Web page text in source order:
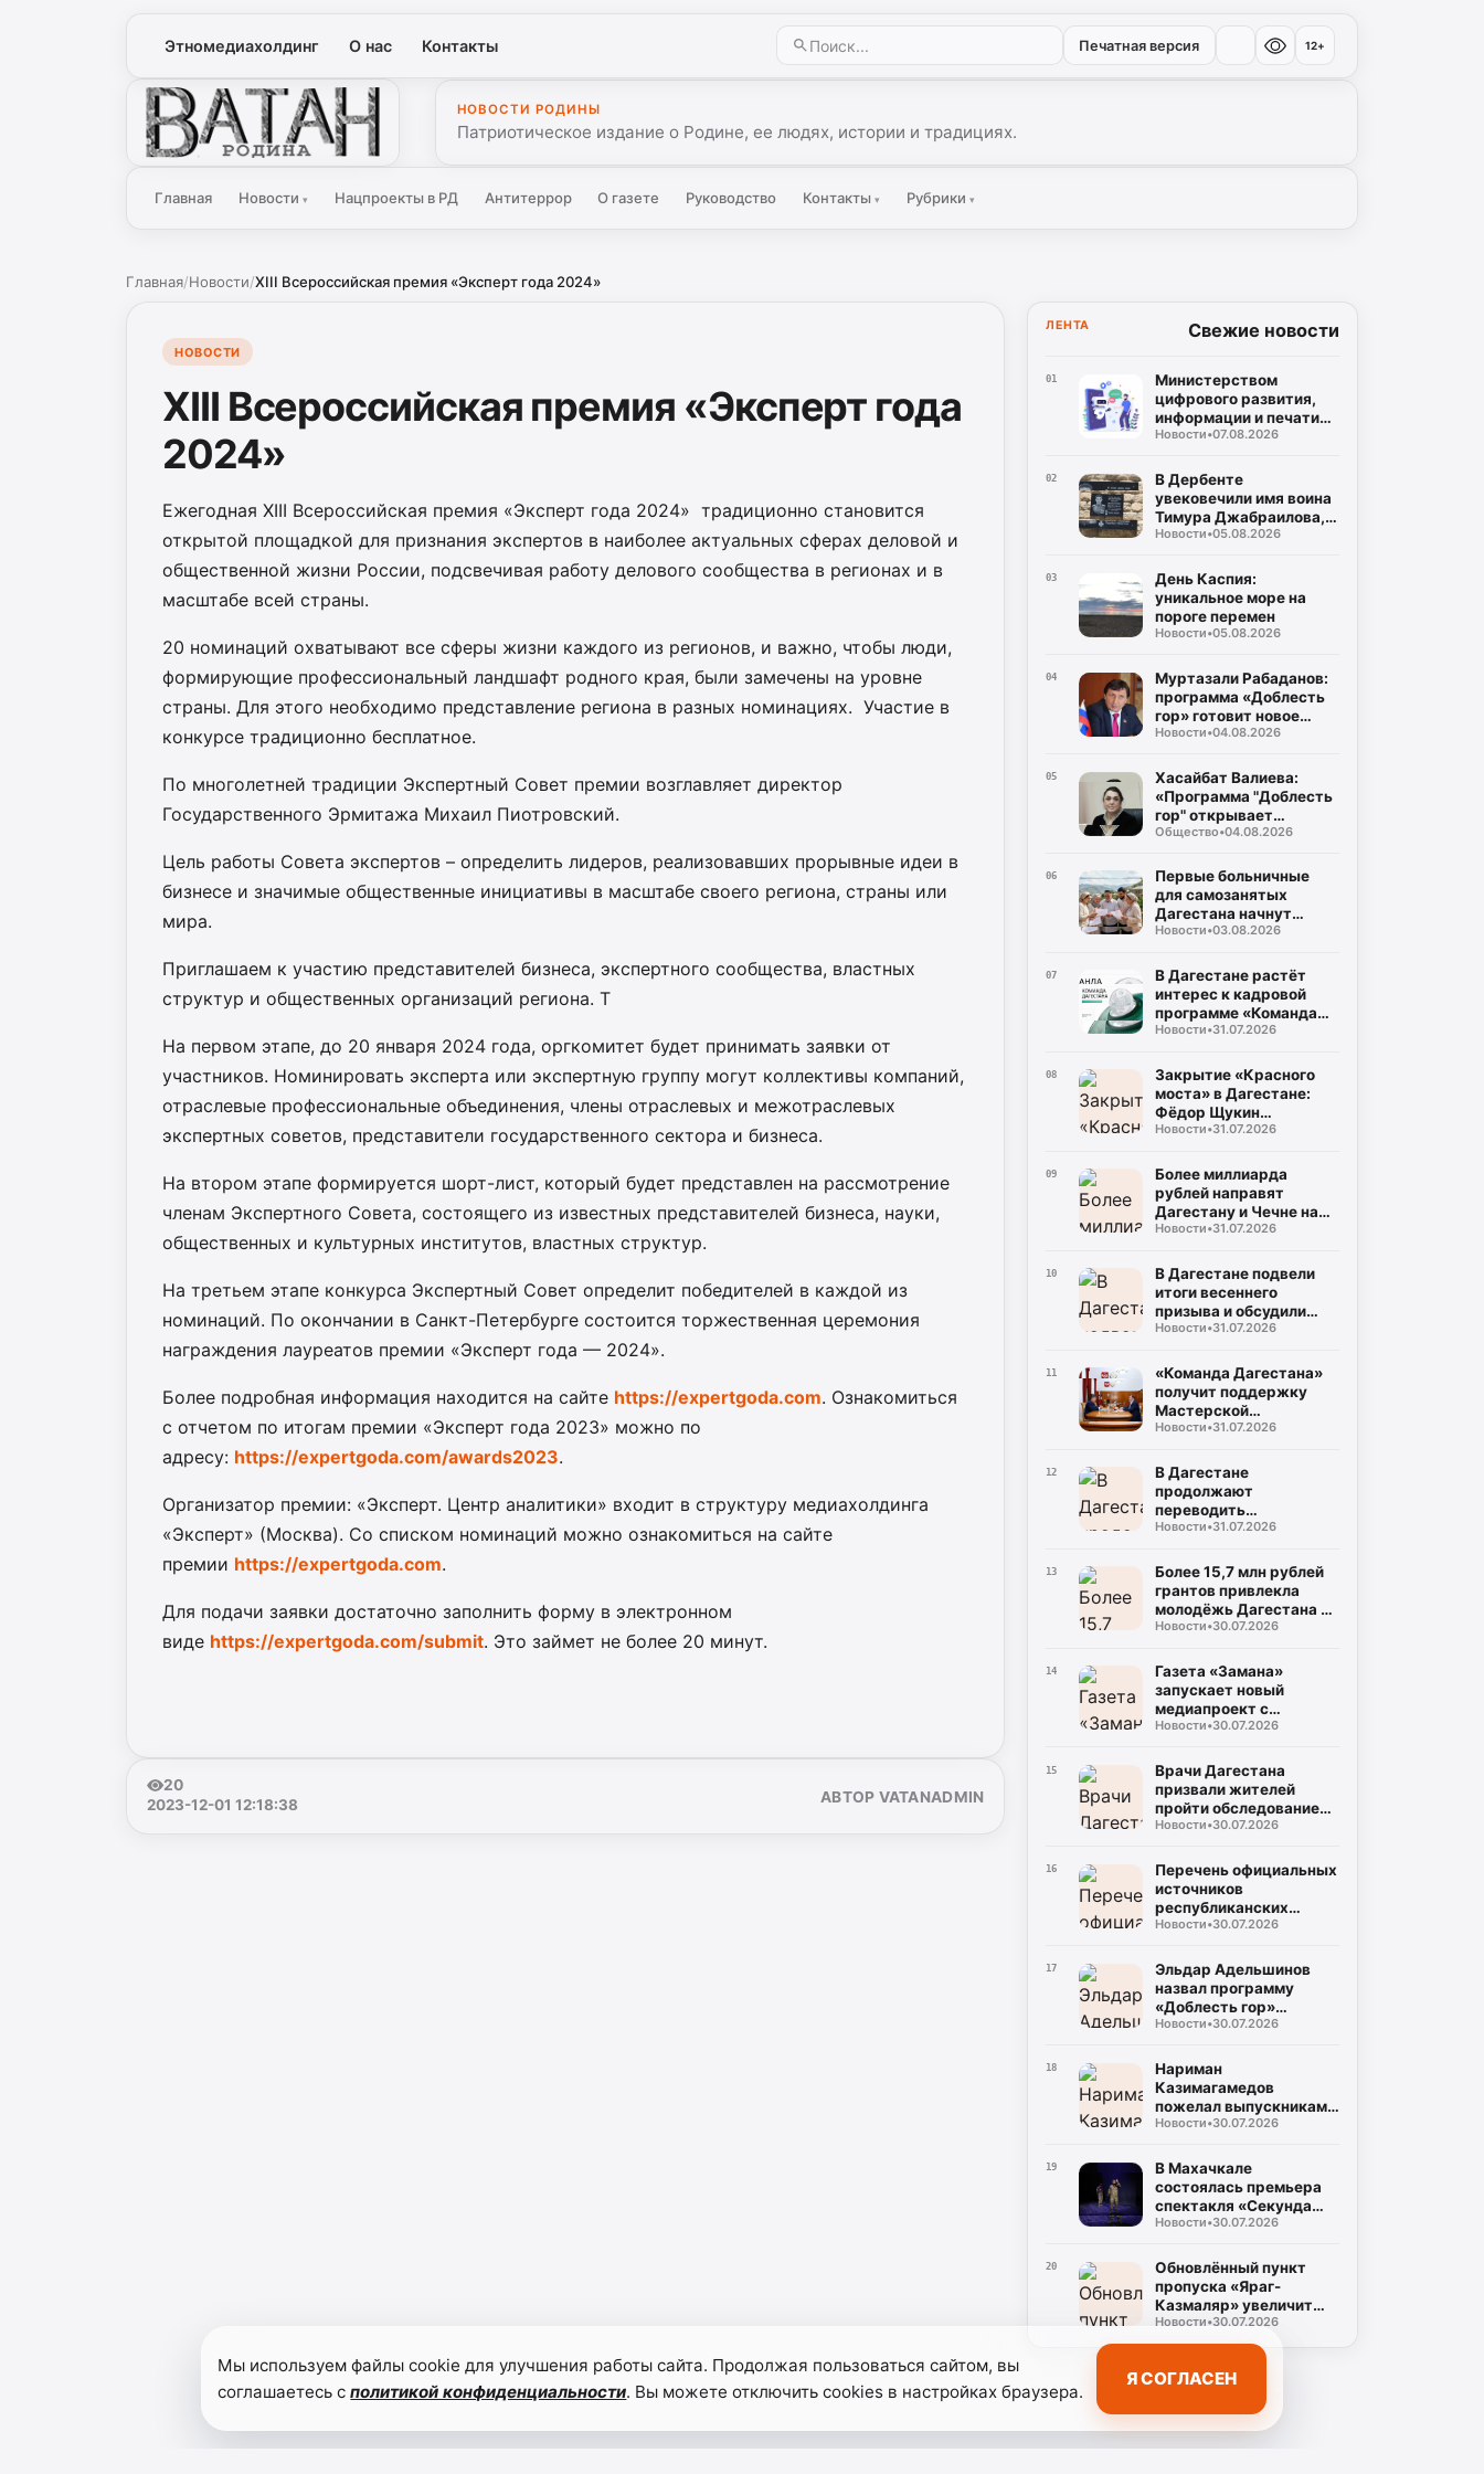
Этномедиахолдинг О нас Контакты Печатная версия 12+
Ватан
НОВОСТИ РОДИНЫ
Патриотическое издание о Родине, ее людях, истории и традициях.
Главная Новости▾ Нацпроекты в РД Антитеррор О газете Руководство Контакты ▾ Рубрики ▾
Главная/Новости/XIII Всероссийская премия «Эксперт года 2024»
НОВОСТИ
XIII Всероссийская премия «Эксперт года
2024»
Ежегодная XIII Всероссийская премия «Эксперт года 2024» традиционно становится
открытой площадкой для признания экспертов в наиболее актуальных сферах деловой и
общественной жизни России, подсвечивая работу делового сообщества в регионах и в
масштабе всей страны.
20 номинаций охватывают все сферы жизни каждого из регионов, и важно, чтобы люди,
формирующие профессиональный ландшафт родного края, были замечены на уровне
страны. Для этого необходимо представление региона в разных номинациях. Участие в
конкурсе традиционно бесплатное.
По многолетней традиции Экспертный Совет премии возглавляет директор
Государственного Эрмитажа Михаил Пиотровский.
Цель работы Совета экспертов – определить лидеров, реализовавших прорывные идеи в
бизнесе и значимые общественные инициативы в масштабе своего региона, страны или
мира.
Приглашаем к участию представителей бизнеса, экспертного сообщества, властных
структур и общественных организаций региона. Т
На первом этапе, до 20 января 2024 года, оргкомитет будет принимать заявки от
участников. Номинировать эксперта или экспертную группу могут коллективы компаний,
отраслевые профессиональные объединения, члены отраслевых и межотраслевых
экспертных советов, представители государственного сектора и бизнеса.
На втором этапе формируется шорт-лист, который будет представлен на рассмотрение
членам Экспертного Совета, состоящего из известных представителей бизнеса, науки,
общественных и культурных институтов, властных структур.
На третьем этапе конкурса Экспертный Совет определит победителей в каждой из
номинаций. По окончании в Санкт-Петербурге состоится торжественная церемония
награждения лауреатов премии «Эксперт года — 2024».
Более подробная информация находится на сайте https://expertgoda.com. Ознакомиться
с отчетом по итогам премии «Эксперт года 2023» можно по
адресу: https://expertgoda.com/awards2023.
Организатор премии: «Эксперт. Центр аналитики» входит в структуру медиахолдинга
«Эксперт» (Москва). Со списком номинаций можно ознакомиться на сайте
премии https://expertgoda.com.
Для подачи заявки достаточно заполнить форму в электронном
виде https://expertgoda.com/submit. Это займет не более 20 минут.
20
2023-12-01 12:18:38
АВТОР VATANADMIN
ЛЕНТА Свежие новости
01
Министерством
цифрового развития,
информации и печати
Республики Дагестан
созданию корпусов
национальных языков
народов Республики
Дагестан
Новости•07.08.2026
02
В Дербенте
увековечили имя воина
Тимура Джабраилова,
отдавшего жизнь за
Новости•05.08.2026
03
День Каспия:
уникальное море на
пороге перемен
Новости•05.08.2026
04
Муртазали Рабаданов:
программа «Доблесть
гор» готовит новое
поколение
Дагестана
Новости•04.08.2026
05
Хасайбат Валиева:
«Программа "Доблесть
гор" открывает
участникам СВО новые
служения Дагестану»
Общество•04.08.2026
06
Первые больничные
для самозанятых
Дагестана начнут
выплачивать уже в
Новости•03.08.2026
07
В Дагестане растёт
интерес к кадровой
программе «Команда
Дагестана»
Новости•31.07.2026
08
Закрытие «Красного
моста» в Дагестане:
Фёдор Щукин
потребовал ускорить
Новости•31.07.2026
09
Более миллиарда
рублей направят
Дагестану и Чечне на
помощь пострадавшим
Новости•31.07.2026
10
В Дагестане подвели
итоги весеннего
призыва и обсудили
набор на контрактную
Новости•31.07.2026
11
«Команда Дагестана»
получит поддержку
Мастерской
управления «Сенеж»
Новости•31.07.2026
12
В Дагестане
продолжают
переводить
газопроводы под землю
безопасности
Новости•31.07.2026
13
Более 15,7 млн рублей
грантов привлекла
молодёжь Дагестана в
2026 году
Новости•30.07.2026
14
Газета «Замана»
запускает новый
медиапроект с
участием известных
Новости•30.07.2026
15
Врачи Дагестана
призвали жителей
пройти обследование
на гепатит С во время
Новости•30.07.2026
16
Перечень официальных
источников
республиканских
средств массовой
Новости•30.07.2026
17
Эльдар Адельшинов
назвал программу
«Доблесть гор»
важным ресурсом для
Новости•30.07.2026
18
Нариман
Казимагамедов
пожелал выпускникам
программы «Доблесть
государственной
службе
Новости•30.07.2026
19
В Махачкале
состоялась премьера
спектакля «Секунда
сомнений»,
специальной военной
операции
Новости•30.07.2026
20
Обновлённый пункт
пропуска «Яраг-
Казмаляр» увеличит
грузопоток через
границу Дагестана
Новости•30.07.2026
Мы используем файлы cookie для улучшения работы сайта. Продолжая пользоваться сайтом, вы
соглашаетесь сполитикой конфиденциальности. Вы можете отключить cookies в настройках браузера.
Я СОГЛАСЕН